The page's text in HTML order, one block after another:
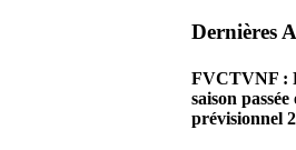
Dernières
FVCTVNF :
saison
prévisionnel